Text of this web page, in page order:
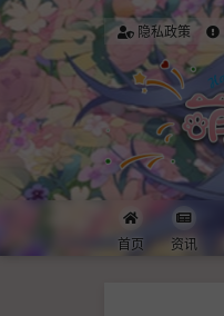
隐私政策
首页 资讯